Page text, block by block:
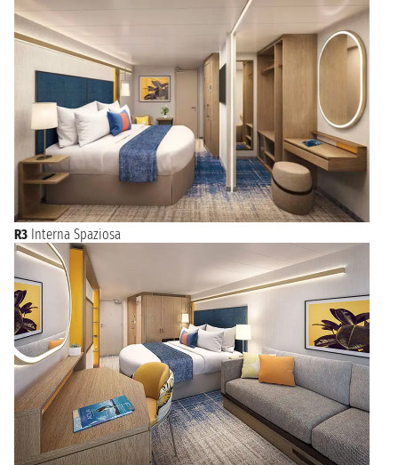
Crociere o MSC Crociere che offrono
partenze da Civitavecchia
tutto l’anno
Oltre a essere a un passo dalle meraviglie archeologiche di
Roma, Civitavecchia offre molto ai turisti che possono
passeggiare per le vie del centro storico ammirando le vetrine
dei negozi o la famosa Fontana di Vanvitelli. Da lì si può
visitare il Forte Michelangelo o la Porta Livorno fino ad arrivare
alla Darsena Romana. Da non perdere l’antico Lazzaretto e la
Rocca con i resti archeologici romani.
R3 Interna Spaziosa